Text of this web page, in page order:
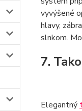
vyvýšené
hlavy,
slnkom.
7.
Elegantný